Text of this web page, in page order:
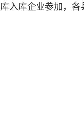
入库企业参加，